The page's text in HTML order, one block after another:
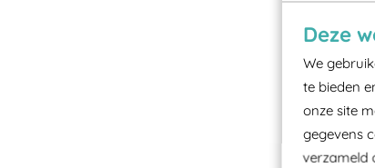
Deze
We
te bieden
onze site
gegevens
verzameld